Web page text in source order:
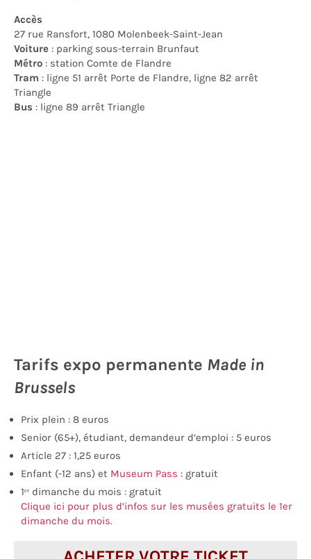
Accès
27 rue Ransfort, 1080 Molenbeek-Saint-Jean
Voiture : parking sous-terrain Brunfaut
Métro : station Comte de Flandre
Tram : ligne 51 arrêt Porte de Flandre, ligne 82 arrêt
Triangle
Bus : ligne 89 arrêt Triangle
Tarifs expo permanente Made in
Brussels
Prix plein : 8 euros
Senior (65+), étudiant, demandeur d’emploi : 5 euros
Article 27 : 1,25 euros
Enfant (-12 ans) et Museum Pass : gratuit
1ᵉʳ dimanche du mois : gratuit
Clique ici pour plus d’infos sur les musées gratuits le 1er
dimanche du mois.